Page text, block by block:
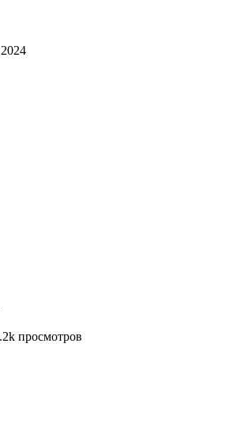
просмотров